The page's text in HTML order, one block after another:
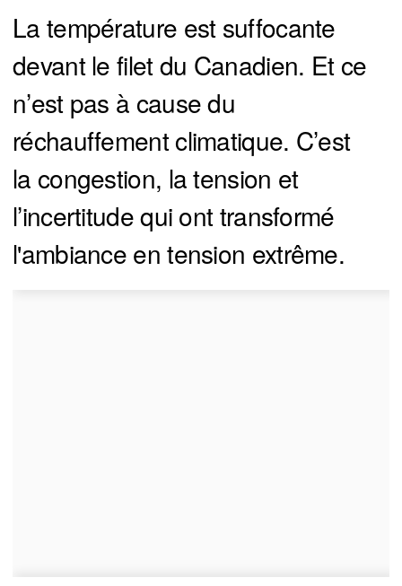
La température est suffocante
devant le filet du Canadien. Et ce
n’est pas à cause du
réchauffement climatique. C’est
la congestion, la tension et
l’incertitude qui ont transformé
l'ambiance en tension extrême.